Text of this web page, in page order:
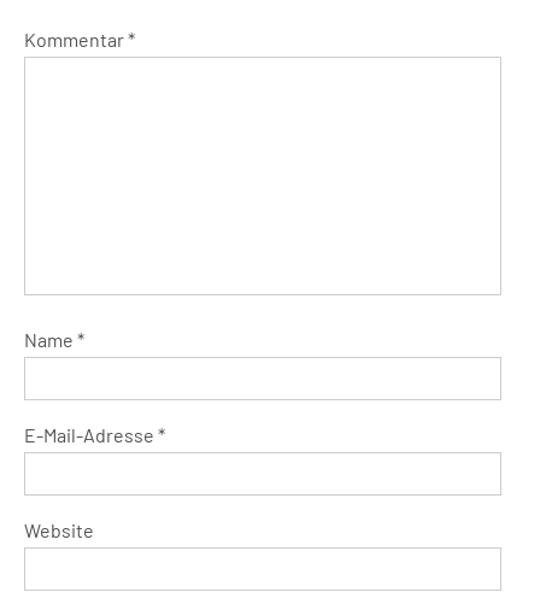
Kommentar*
Name *
E-Mail-Adresse *
Website